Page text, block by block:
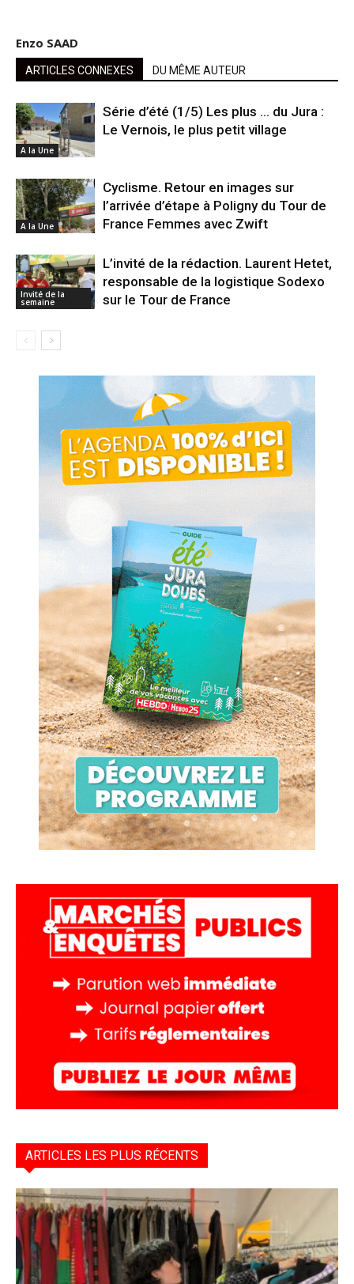
Enzo SAAD
ARTICLES CONNEXES DU MÊME AUTEUR
A la Une
Série d’été (1/5) Les plus … du Jura :
Le Vernois, le plus petit village
A la Une
Cyclisme. Retour en images sur
l’arrivée d’étape à Poligny du Tour de
France Femmes avec Zwift
Invité de la
semaine
L’invité de la rédaction. Laurent Hetet,
responsable de la logistique Sodexo
sur le Tour de France
ARTICLES LES PLUS RÉCENTS